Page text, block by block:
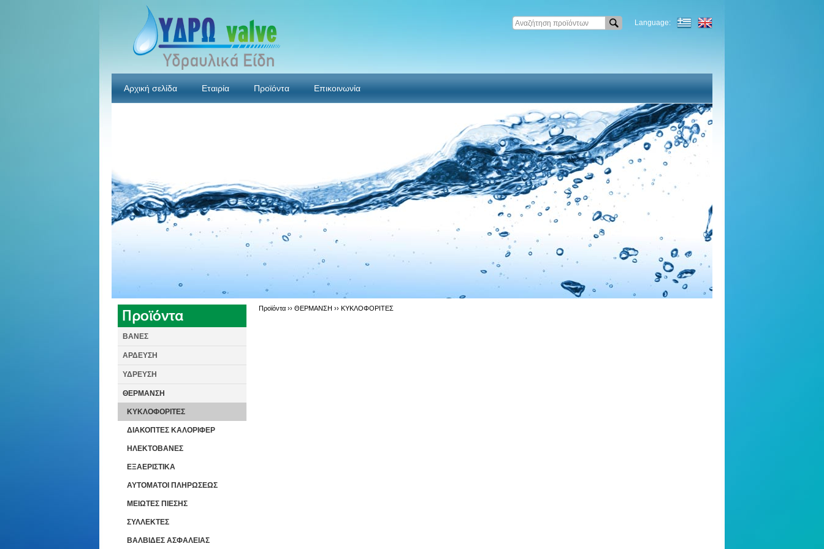
Language:
Αρχική σελίδα Εταιρία Προϊόντα Επικοινωνία
ΒΑΝΕΣ
ΑΡΔΕΥΣΗ
ΥΔΡΕΥΣΗ
ΘΕΡΜΑΝΣΗ
ΚΥΚΛΟΦΟΡΙΤΕΣ
ΔΙΑΚΟΠΤΕΣ ΚΑΛΟΡΙΦΕΡ
ΗΛΕΚΤΟΒΑΝΕΣ
ΕΞΑΕΡΙΣΤΙΚΑ
ΑΥΤΟΜΑΤΟΙ ΠΛΗΡΩΣΕΩΣ
ΜΕΙΩΤΕΣ ΠΙΕΣΗΣ
ΣΥΛΛΕΚΤΕΣ
ΒΑΛΒΙΔΕΣ ΑΣΦΑΛΕΙΑΣ
Προϊόντα ›› ΘΕΡΜΑΝΣΗ ›› ΚΥΚΛΟΦΟΡΙΤΕΣ